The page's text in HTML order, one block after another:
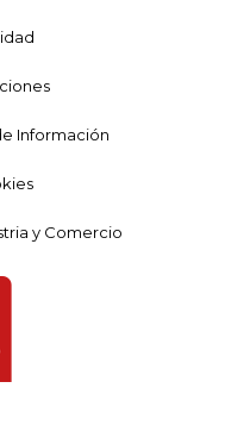
Información
y Comercio